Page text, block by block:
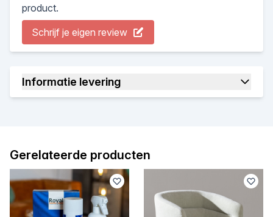
product.
Schrijf je eigen review
Informatie levering
Gerelateerde producten